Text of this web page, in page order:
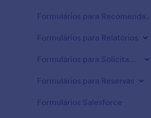
Formulários para Recomendações
Formulários para Relatórios
Formulários para Solicitações
Formulários para Reservas
Formulários Salesforce